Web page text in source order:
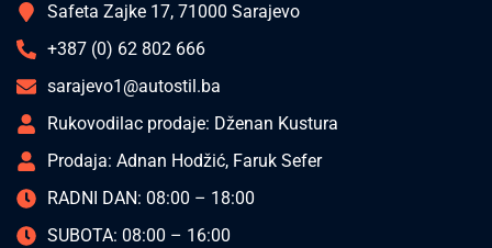
Safeta Zajke 17, 71000 Sarajevo
+387 (0) 62 802 666
sarajevo1@autostil.ba
Rukovodilac prodaje: Dženan Kustura
Prodaja: Adnan Hodžić, Faruk Sefer
RADNI DAN: 08:00 – 18:00
SUBOTA: 08:00 – 16:00